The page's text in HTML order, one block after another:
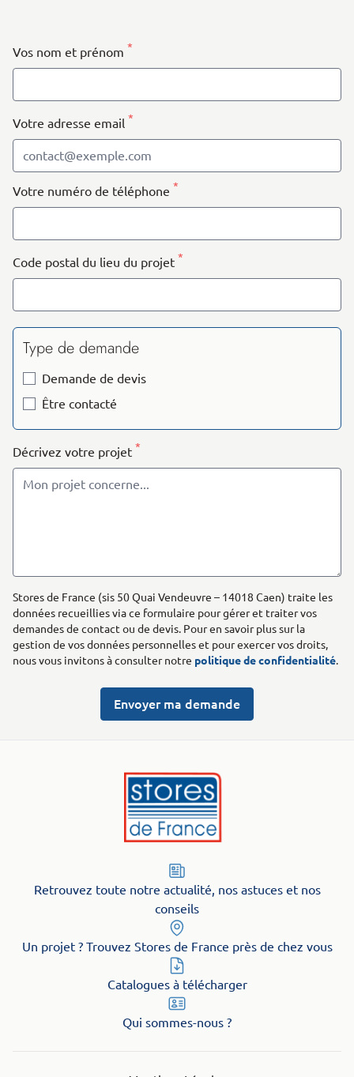
Vos nom et prénom *
Votre adresse email *
Votre numéro de téléphone *
Code postal du lieu du projet *
Type de demande
Demande de devis
Être contacté
Décrivez votre projet *
Stores de France (sis 50 Quai Vendeuvre – 14018 Caen) traite les
données recueillies via ce formulaire pour gérer et traiter vos
demandes de contact ou de devis. Pour en savoir plus sur la
gestion de vos données personnelles et pour exercer vos droits,
nous vous invitons à consulter notre politique de confidentialité.
Envoyer ma demande
Retrouvez toute notre actualité, nos astuces et nos
conseils
Un projet ? Trouvez Stores de France près de chez vous
Catalogues à télécharger
Qui sommes-nous ?